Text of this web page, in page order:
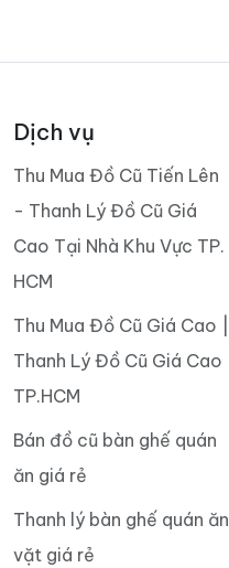
Dịch vụ
Thu Mua Đồ Cũ Tiến Lên
- Thanh Lý Đồ Cũ Giá
Cao Tại Nhà Khu Vực TP.
HCM
Thu Mua Đồ Cũ Giá Cao |
Thanh Lý Đồ Cũ Giá Cao
TP.HCM
Bán đồ cũ bàn ghế quán
ăn giá rẻ
Thanh lý bàn ghế quán ăn
vặt giá rẻ